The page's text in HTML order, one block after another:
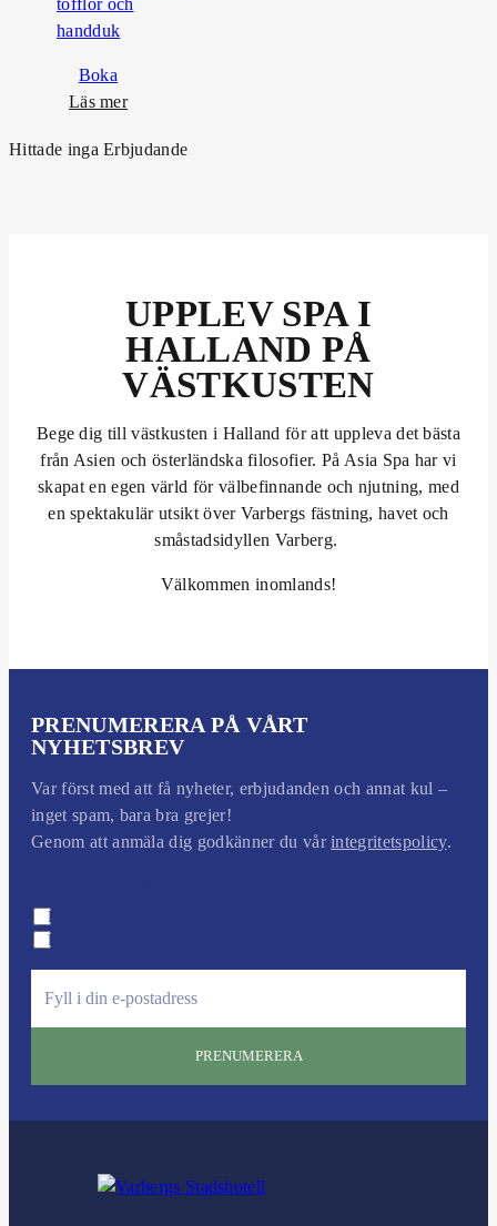
tofflor och
handduk
Boka
Läs mero
V
k
v
ä
Hittade inga Erbjudande
UPPLEV SPA I
HALLAND PÅ
VÄSTKUSTEN
Bege dig till västkusten i Halland för att uppleva det bästa
från Asien och österländska filosofier. På Asia Spa har vi
skapat en egen värld för välbefinnande och njutning, med
en spektakulär utsikt över Varbergs fästning, havet och
småstadsidyllen Varberg.
Välkommen inomlands!
PRENUMERERA PÅ VÅRT
NYHETSBREV
Var först med att få nyheter, erbjudanden och annat kul –
inget spam, bara bra grejer!
Genom att anmäla dig godkänner du vårintegritetspolicy.
Konferens
Privat
a